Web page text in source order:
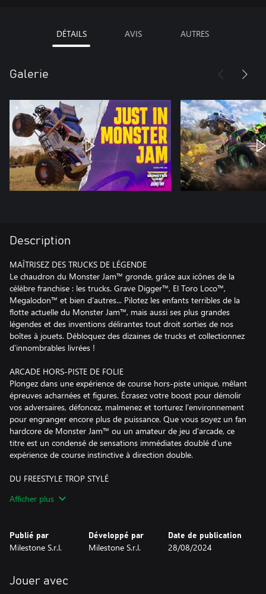
DÉTAILS AVIS AUTRES
Galerie
Description
MAÎTRISEZ DES TRUCKS DE LÉGENDE
Le chaudron du Monster Jam™ gronde, grâce aux icônes de la
célèbre franchise : les trucks. Grave Digger™, El Toro Loco™,
Megalodon™ et bien d’autres... Pilotez les enfants terribles de la
flotte actuelle du Monster Jam™, mais aussi ses plus grandes
légendes et des inventions délirantes tout droit sorties de nos
boîtes à jouets. Débloquez des dizaines de trucks et collectionnez
d’innombrables livrées !
ARCADE HORS-PISTE DE FOLIE
Plongez dans une expérience de course hors-piste unique, mêlant
épreuves acharnées et figures. Écrasez votre boost pour démolir
vos adversaires, défoncez, malmenez et torturez l’environnement
pour engranger encore plus de puissance. Que vous soyez un fan
hardcore de Monster Jam™ ou un amateur de jeu d’arcade, ce
titre est un condensé de sensations immédiates doublé d’une
expérience de course instinctive à direction double.
DU FREESTYLE TROP STYLÉ
jolis Donuts ou visez les étoiles avec le plus gros Big Air de
stunts de folie, imposez-vous au classement et décrochez le titre
de maestro du volant !
Lancez votre carrière sur le Showdown Tour ! Cette aventure non
Afficher plus
Publié par
Milestone S.r.l.
Développé par
Milestone S.r.l.
Date de publication
28/08/2024
Jouer avec